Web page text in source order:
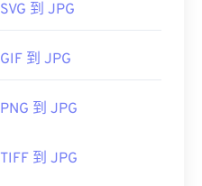
SVG 到 JPG
GIF 到 JPG
PNG 到 JPG
TIFF 到 JPG